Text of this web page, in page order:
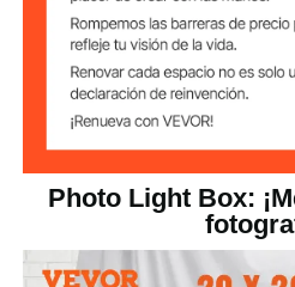
reproducción
cromática
≥95
Dimensiones del
producto
19,88
Peso neto 7,28
Photo Light Box: